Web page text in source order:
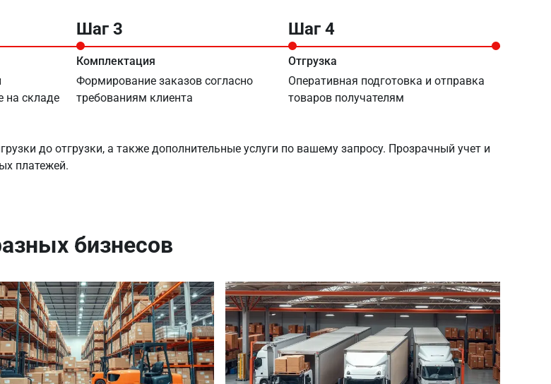
на складе
Шаг 3
Комплектация
Формирование заказов согласно
требованиям клиента
Шаг 4
Отгрузка
Оперативная подготовка и отправка
товаров получателям
до отгрузки, а также дополнительные услуги по вашему запросу. Прозрачный учет и
платежей.
бизнесов